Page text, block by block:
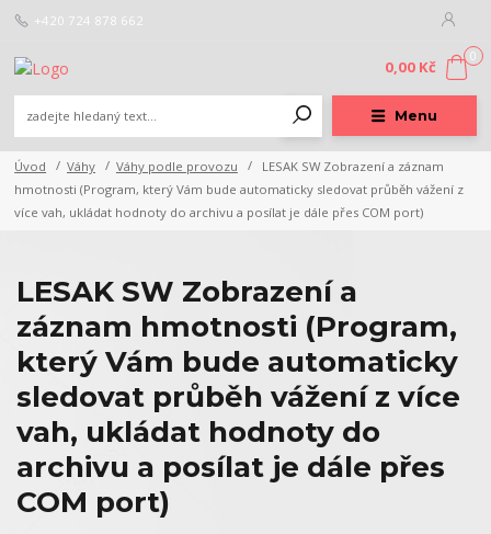
Menu
+420 724 878 662
0
0,00 Kč
Úvod Váhy Váhy podle provozu
LESAK SW Zobrazení a záznam
hmotnosti (Program, který Vám bude automaticky sledovat průběh vážení z
více vah, ukládat hodnoty do archivu a posílat je dále přes COM port)
LESAK SW Zobrazení a
záznam hmotnosti (Program,
který Vám bude automaticky
sledovat průběh vážení z více
vah, ukládat hodnoty do
archivu a posílat je dále přes
COM port)